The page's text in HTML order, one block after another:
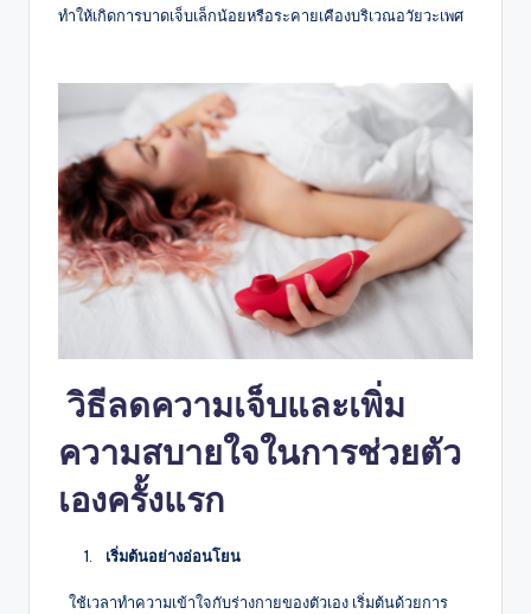
ทำให้เกิดการบาดเจ็บเล็กน้อยหรือระคายเคืองบริเวณอวัยวะเพศ
วิธีลดความเจ็บและเพิ่ม
ความสบายใจในการช่วยตัว
เองครั้งแรก
เริ่มต้นอย่างอ่อนโยน
ใช้เวลาทำความเข้าใจกับร่างกายของตัวเอง เริ่มต้นด้วยการ